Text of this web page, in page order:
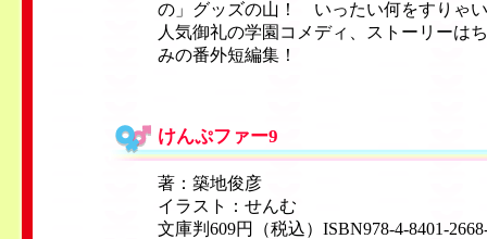
の」グッズの山！ いったい何をすりゃ
人気御礼の学園コメディ、ストーリーは
みの番外短編集！
けんぷファー9
著：築地俊彦
イラスト：せんむ
文庫判609円（税込）ISBN978-4-8401-